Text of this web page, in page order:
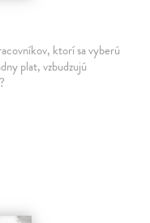
ktorí sa vyberú
plat, vzbudzujú